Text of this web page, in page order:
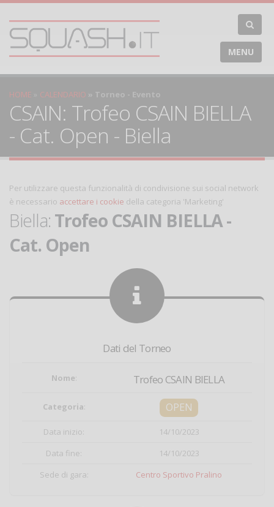
MENU
HOME CALENDARIO Torneo - Evento
CSAIN: Trofeo CSAIN BIELLA
- Cat. Open - Biella
Per utilizzare questa funzionalità di condivisione sui social network
è necessario accettare i cookie della categoria 'Marketing'
Biella: Trofeo CSAIN BIELLA -
Cat. Open
Dati del Torneo
Nome: Trofeo CSAIN BIELLA
Categoria: OPEN
Data inizio:
14/10/2023
Data fine:
14/10/2023
Sede di gara:
Centro Sportivo Pralino